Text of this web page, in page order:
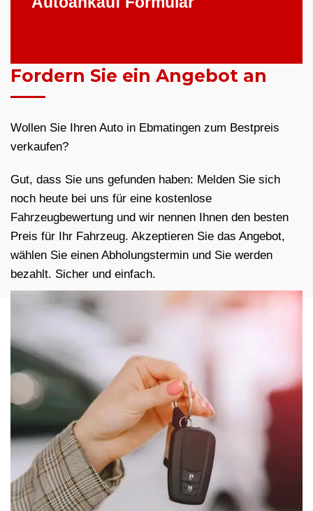
Fordern Sie ein Angebot an
Wollen Sie Ihren Auto in Ebmatingen zum Bestpreis
verkaufen?
Gut, dass Sie uns gefunden haben: Melden Sie sich
noch heute bei uns für eine kostenlose
Fahrzeugbewertung und wir nennen Ihnen den besten
Preis für Ihr Fahrzeug. Akzeptieren Sie das Angebot,
wählen Sie einen Abholungstermin und Sie werden
bezahlt. Sicher und einfach.